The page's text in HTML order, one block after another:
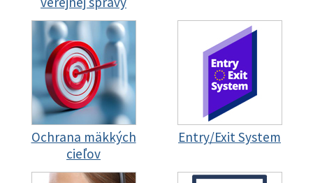
Ochrana mäkkých
cieľov
Entry/Exit System